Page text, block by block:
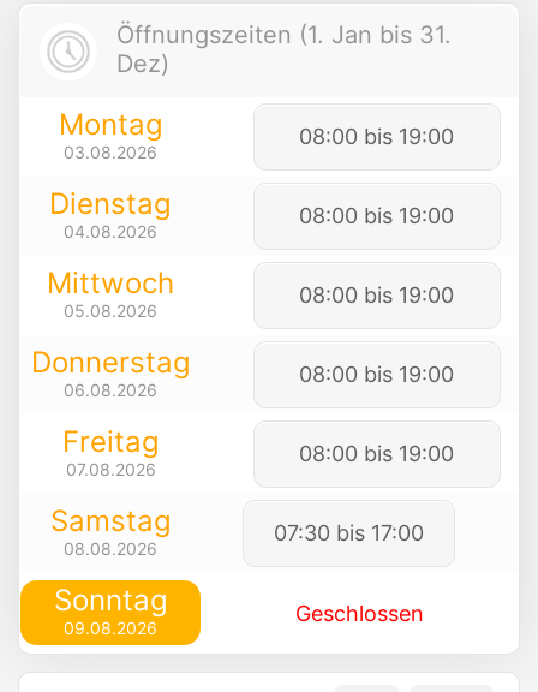
Öffnungszeiten (1. Jan bis 31.
Dez)
Montag
03.08.2026
08:00 bis 19:00
Dienstag
04.08.2026
08:00 bis 19:00
Mittwoch
05.08.2026
08:00 bis 19:00
Donnerstag
06.08.2026
08:00 bis 19:00
Freitag
07.08.2026
08:00 bis 19:00
Samstag
08.08.2026
07:30 bis 17:00
Sonntag
09.08.2026
Geschlossen